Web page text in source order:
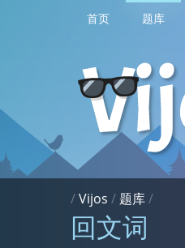
首页 题库
/Vijos /题库/
回文词